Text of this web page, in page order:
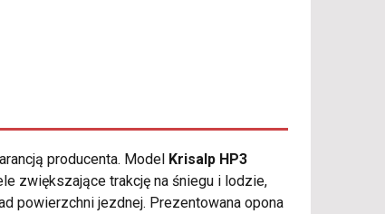
producenta. Model Krisalp HP3
zwiększające trakcję na śniegu i lodzie,
powierzchni jezdnej. Prezentowana opona